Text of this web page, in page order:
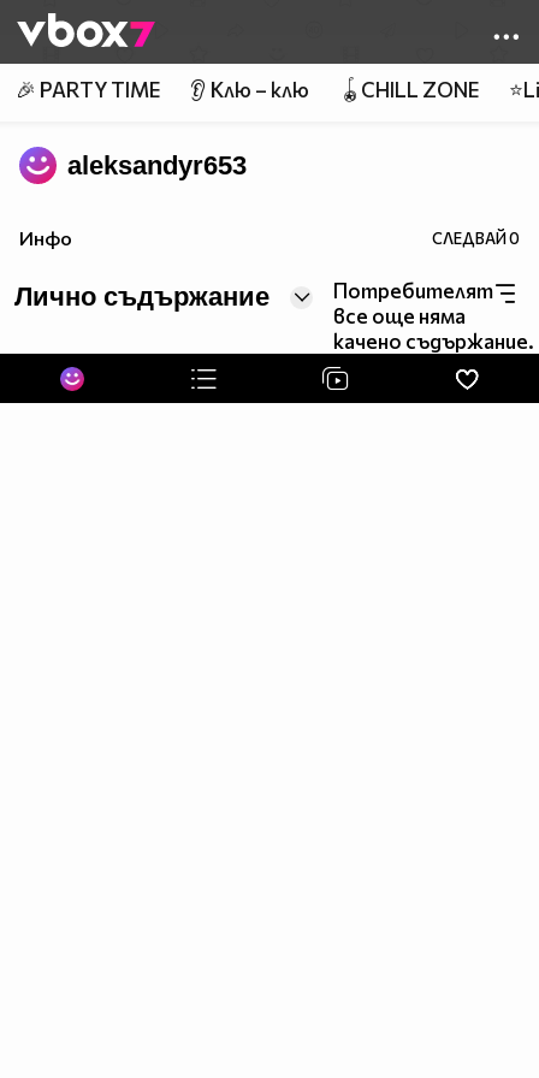
👾
🎉 PARTY TIME 👂 Клю – клю 🪀CHILL ZONE
aleksandyr653
Инфо СЛЕДВАЙ0
Лично съдържание
Потребителят
все още няма
качено съдържание.